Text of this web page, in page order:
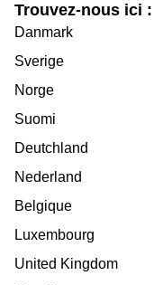
Trouvez-nous ici :
Danmark
Sverige
Norge
Suomi
Deutchland
Nederland
Belgique
Luxembourg
United Kingdom